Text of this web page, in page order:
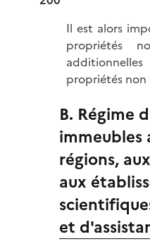
Il est alors
propriétés
propriétés non
B. Régime
régions,
aux
et